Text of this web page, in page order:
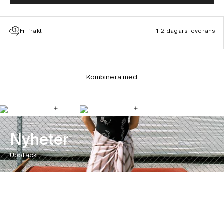
Fri frakt 1-2 dagars leverans
Kombinera med
Nyheter
Upptäck